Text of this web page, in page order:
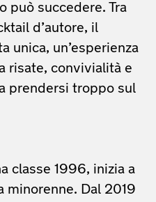
può succedere. Tra
d’autore, il
unica, un’esperienza
risate, convivialità e
prendersi troppo sul
classe 1996, inizia a
minorenne. Dal 2019